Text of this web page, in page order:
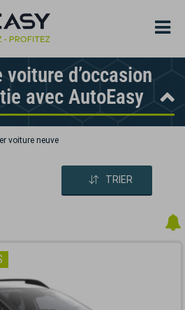
d’occasion
avec AutoEasy
voiture neuve
TRIER